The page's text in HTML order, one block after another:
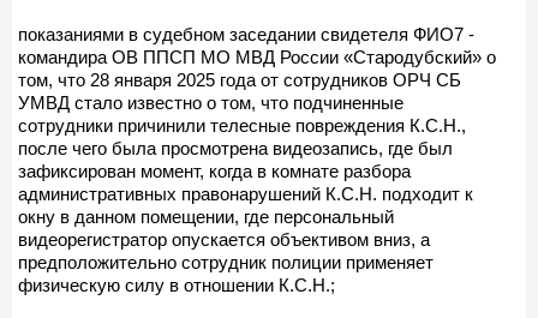
показаниями в судебном заседании свидетеля ФИО7 -
командира ОВ ППСП МО МВД России «Стародубский» о
том, что 28 января 2025 года от сотрудников ОРЧ СБ
УМВД стало известно о том, что подчиненные
сотрудники причинили телесные повреждения К.С.Н.,
после чего была просмотрена видеозапись, где был
зафиксирован момент, когда в комнате разбора
административных правонарушений К.С.Н. подходит к
окну в данном помещении, где персональный
видеорегистратор опускается объективом вниз, а
предположительно сотрудник полиции применяет
физическую силу в отношении К.С.Н.;